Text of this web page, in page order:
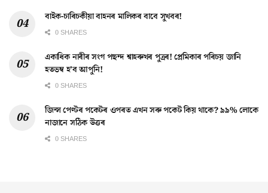
বাইক-চাৰিচকীয়া বাহনৰ মালিকৰ বাবে সুখবৰ!
0 SHARES
একাধিক নাৰীৰ সংগ পছন্দ শ্বাহৰুখৰ পুত্ৰৰ! প্ৰেমিকাৰ পৰিচয় জানি
হতভম্ব হ’ব আপুনি!
0 SHARES
জিন্স পেণ্টৰ পকেটৰ ওপৰত এখন সৰু পকেট কিয় থাকে? ৯৯% লোকে
নাজানে সঠিক উত্তৰ
0 SHARES